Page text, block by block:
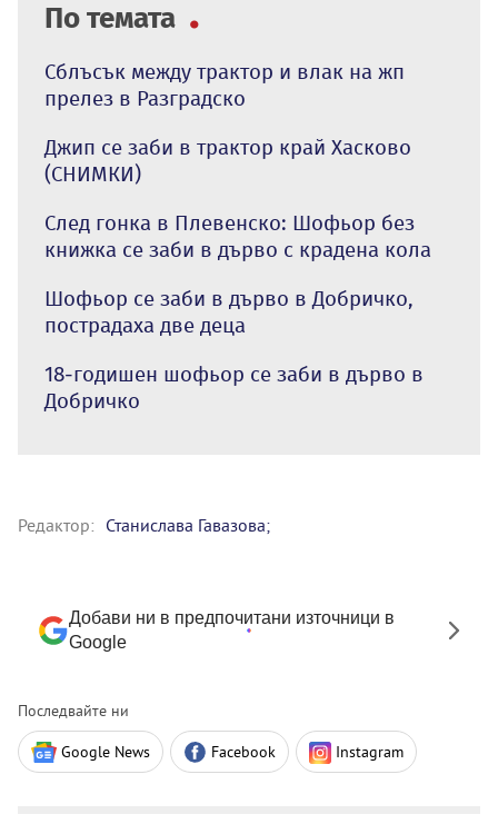
По темата
Сблъсък между трактор и влак на жп
прелез в Разградско
Джип се заби в трактор край Хасково
(СНИМКИ)
След гонка в Плевенско: Шофьор без
книжка се заби в дърво с крадена кола
Шофьор се заби в дърво в Добричко,
пострадаха две деца
18-годишен шофьор се заби в дърво в
Добричко
Редактор: Станислава Гавазова;
Добави ни в предпочитани източници в
Google
Последвайте ни
Google News Facebook Instagram